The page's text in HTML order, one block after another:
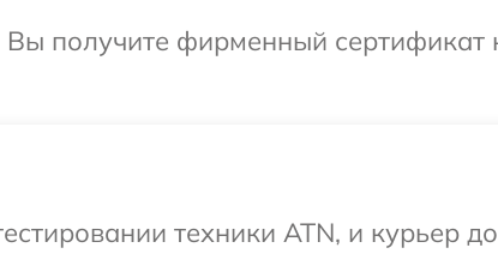
получите фирменный сертификат
техники ATN, и курьер